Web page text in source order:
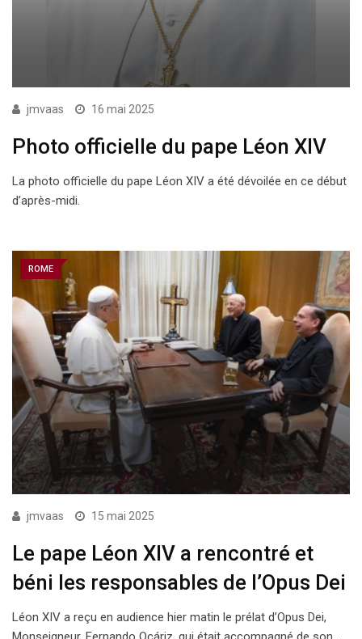
jmvaas 16 mai 2025
Photo officielle du pape Léon XIV
La photo officielle du pape Léon XIV a été dévoilée en ce début
d’après-midi.
ROME
jmvaas 15 mai 2025
Le pape Léon XIV a rencontré et
béni les responsables de l’Opus Dei
Léon XIV a reçu en audience hier matin le prélat d’Opus Dei,